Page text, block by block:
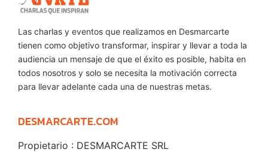
Las charlas y eventos que realizamos en Desmarcarte
tienen como objetivo transformar, inspirar y llevar a toda la
audiencia un mensaje de que el éxito es posible, habita en
todos nosotros y solo se necesita la motivación correcta
para llevar adelante cada una de nuestras metas.
DESMARCARTE.COM
Propietario : DESMARCARTE SRL